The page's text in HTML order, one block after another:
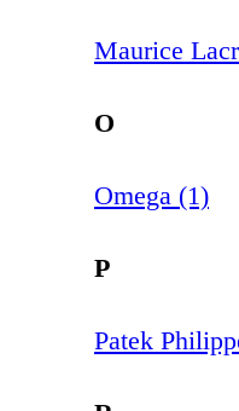
Maurice
O
Omega (1)
P
Patek